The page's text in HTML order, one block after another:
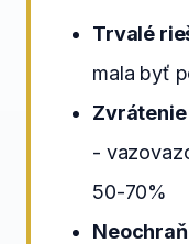
Trvalé
mala byť
Zvrátenie
-
50-70%